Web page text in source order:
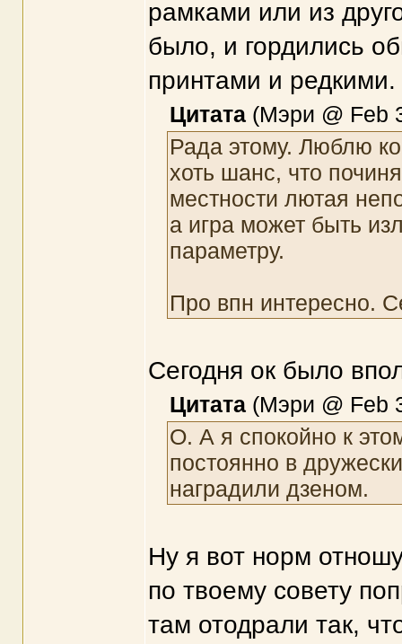
рамками или из
было, и гордились
принтами и редкими.
Цитата(Мэри @ Feb
Рада этому. Люблю
хоть шанс, что
местности лютая
а игра может быть
параметру.
Про впн интересно.
Сегодня ок было
Цитата(Мэри @ Feb
О. А я спокойно к
постоянно в
наградили дзеном.
Ну я вот норм
по твоему совету
там отодрали так,